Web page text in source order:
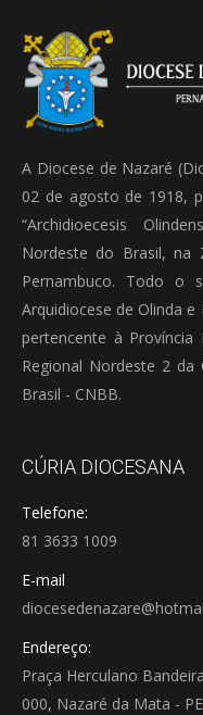
A Diocese de Nazaré
02 de agosto de 1918,
“Archidioecesis
Nordeste do Brasil, na
Pernambuco. Todo o
Arquidiocese de Olinda e
pertencente à Província
Regional Nordeste 2 da
Brasil - CNBB.
CÚRIA DIOCESANA
Telefone:
81 3633 1009
E-mail
Endereço:
Praça Herculano
000, Nazaré da Mata - PE